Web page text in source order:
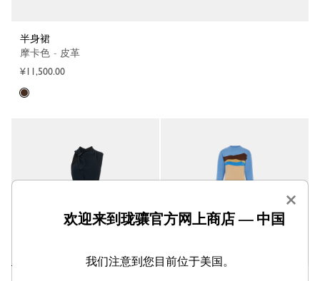
半身裙
摩卡色 - 皮革
¥11,500.00
×
欢迎来到珑骧官方网上商店 — 中国
我们注意到您目前位于美国。